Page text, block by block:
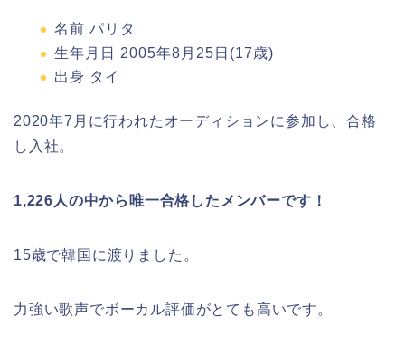
名前 パリタ
生年月日 2005年8月25日(17歳)
出身 タイ
2020年7月に行われたオーディションに参加し、合格
し入社。
1,226人の中から唯一合格したメンバーです！
15歳で韓国に渡りました。
力強い歌声でボーカル評価がとても高いです。